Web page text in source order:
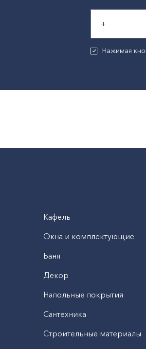
Нажимая
Кафель
Окна и комплектующие
Баня
Декор
Напольные покрытия
Сантехника
Строительные материалы